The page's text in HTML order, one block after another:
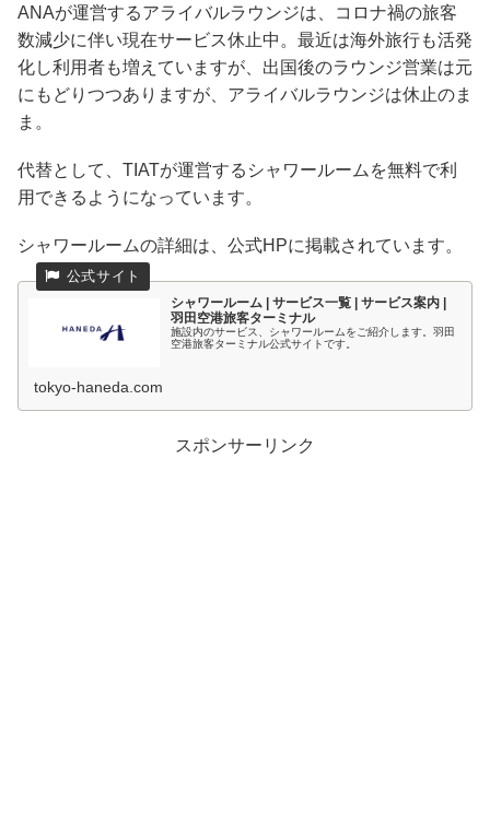
ANAが運営するアライバルラウンジは、コロナ禍の旅客
数減少に伴い現在サービス休止中。最近は海外旅行も活発
化し利用者も増えていますが、出国後のラウンジ営業は元
にもどりつつありますが、アライバルラウンジは休止のま
ま。
代替として、TIATが運営するシャワールームを無料で利
用できるようになっています。
シャワールームの詳細は、公式HPに掲載されています。
シャワールーム | サービス一覧 | サービス案内 |
羽田空港旅客ターミナル
施設内のサービス、シャワールームをご紹介します。羽田
空港旅客ターミナル公式サイトです。
tokyo-haneda.com
スポンサーリンク